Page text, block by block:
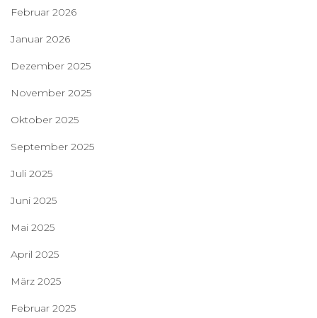
Februar 2026
Januar 2026
Dezember 2025
November 2025
Oktober 2025
September 2025
Juli 2025
Juni 2025
Mai 2025
April 2025
März 2025
Februar 2025